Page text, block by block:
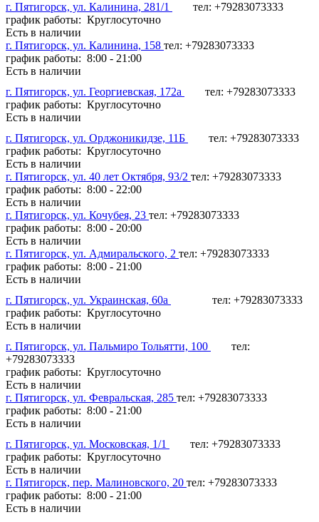
г. Пятигорск, ул. Калинина, 281/1
тел: +79283073333
график работы: Круглосуточно
Есть в наличии
г. Пятигорск, ул. Калинина, 158 тел: +79283073333
график работы: 8:00 - 21:00
Есть в наличии
г. Пятигорск, ул. Георгиевская, 172а
тел: +79283073333
график работы: Круглосуточно
Есть в наличии
г. Пятигорск, ул. Орджоникидзе, 11Б
тел: +79283073333
график работы: Круглосуточно
Есть в наличии
г. Пятигорск, ул. 40 лет Октября, 93/2 тел: +79283073333
график работы: 8:00 - 22:00
Есть в наличии
г. Пятигорск, ул. Кочубея, 23 тел: +79283073333
график работы: 8:00 - 20:00
Есть в наличии
г. Пятигорск, ул. Адмиральского, 2 тел: +79283073333
график работы: 8:00 - 21:00
Есть в наличии
г. Пятигорск, ул. Украинская, 60а
тел: +79283073333
график работы: Круглосуточно
Есть в наличии
г. Пятигорск, ул. Пальмиро Тольятти, 100
тел:
+79283073333
график работы: Круглосуточно
Есть в наличии
г. Пятигорск, ул. Февральская, 285 тел: +79283073333
график работы: 8:00 - 21:00
Есть в наличии
г. Пятигорск, ул. Московская, 1/1
тел: +79283073333
график работы: Круглосуточно
Есть в наличии
г. Пятигорск, пер. Малиновского, 20 тел: +79283073333
график работы: 8:00 - 21:00
Есть в наличии